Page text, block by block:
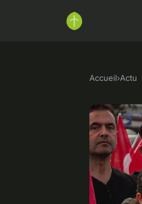
Accueil›Actu